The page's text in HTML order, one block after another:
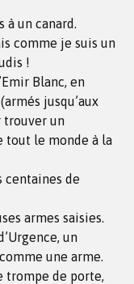
à un canard.
comme je suis un
!
Blanc, en
jusqu’aux
trouver un
tout le monde à la
de
armes saisies.
un
une arme.
trompe de porte,